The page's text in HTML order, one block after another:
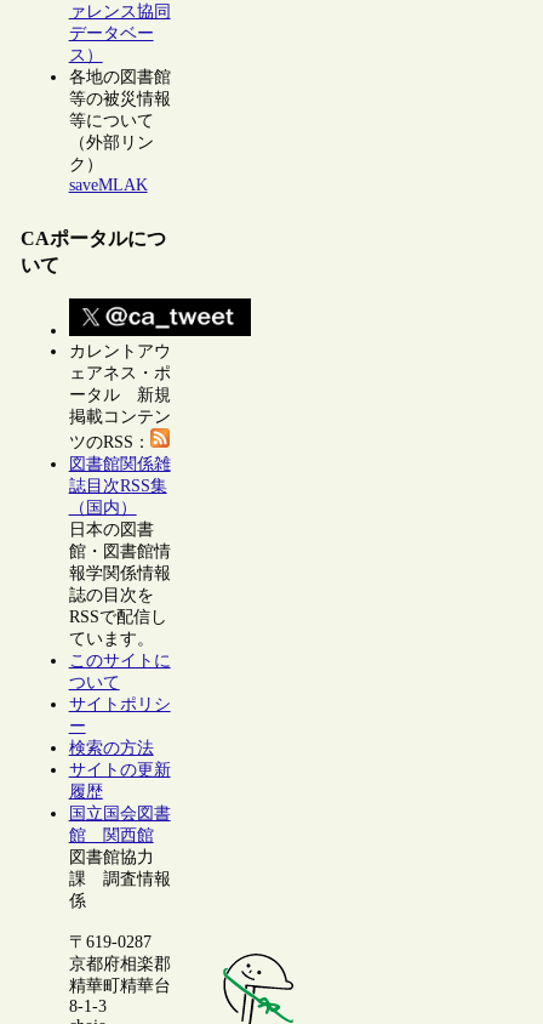
ァレンス協同
データベー
ス）
各地の図書館
等の被災情報
等について
（外部リン
ク）
saveMLAK
CAポータルにつ
いて
カレントアウ
ェアネス・ポ
ータル 新規
掲載コンテン
ツのRSS：
図書館関係雑
誌目次RSS集
（国内）
日本の図書
館・図書館情
報学関係情報
誌の目次を
RSSで配信し
ています。
このサイトに
ついて
サイトポリシ
ー
検索の方法
サイトの更新
履歴
国立国会図書
館 関西館
図書館協力
課 調査情報
係
〒619-0287
京都府相楽郡
精華町精華台
8-1-3